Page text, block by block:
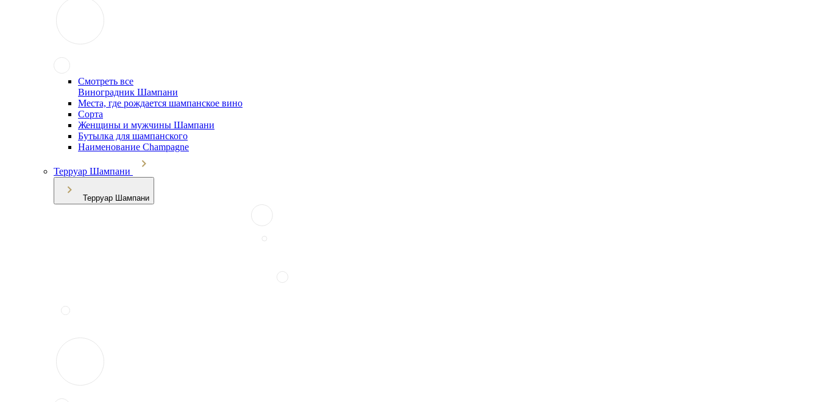
Смотреть все
Виноградник Шампани
Места, где рождается шампанское вино
Сорта
Женщины и мужчины Шампани
Бутылка для шампанского
Наименование Champagne
Терруар Шампани
Терруар Шампани